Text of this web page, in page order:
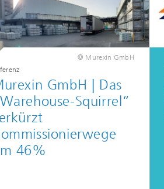
© Murexin GmbH
GmbH | Das
Squirrel“
46%